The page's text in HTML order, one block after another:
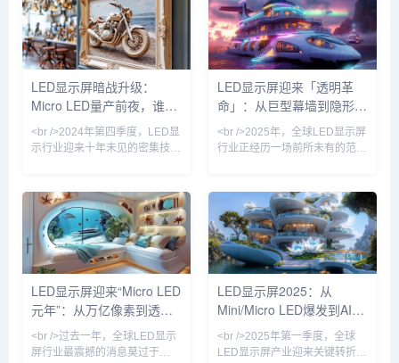
亮度超过10000尼特，而功耗较
传统OLED降低40%。更关键的
是，巨量转移技术的良率首次突
破99.99%，使得生产成本较去
年下降近六成。这意味着，曾经
仅存在于实验室的“终极显示技
术”，正加速走向高端商用与家
段，像素间距突破P0.3以下，亮
度提升至5000nit以上，功耗较
传统COB方案降低40%。产业
链上游的驱动IC芯片、巨量转移
设备订单同比增长230%，核心
设备商Kulicke & Soffa的产能已
被预订至2026年。这标志着
LED显示屏暗战升级：
Micro LED量产前夜，谁在
改写千亿显示产业规则？
<br />2024年第四季度，LED显
示行业迎来十年未见的密集技术
LED巨量转移效率提升至每小时
百万颗级别，这意味着困扰行业
多年的“成本悬崖”开始松动。与
此同时，苹果手表率先采用
Micro LED微显示屏的消息再度
发酵，供应链消息称其像素密度
已突破3000PPI。与过往OLED
替代LCD的渐进式革命不同，
LED显示屏迎来「透明革
命」：从巨型幕墙到隐形科
技，千亿市场重新洗牌
<br />2025年，全球LED显示屏
行业正经历一场前所未有的范式
终——透明。从纽约时代广场的
玻璃幕墙到上海陆家嘴的云端连
廊，传统笨重的箱体式LED正在
被一种近乎隐形的柔性透明薄膜
所取代。这种透光率高达85%的
LED网格，不仅没有遮挡建筑原
有的采光，反而将玻璃幕墙转化
为动态的信息流载体。行业分析
规模在2024年
LED显示屏迎来“Micro LED
元年”：从万亿像素到透明
电影屏，行业格局正在被重
新定义
<br />过去一年，全球LED显示
屏行业最震撼的消息莫过于
LED显示屏2025：从
Mini/Micro LED爆发到AI驱
动内容革命
<br />2025年第一季度，全球
LED显示屏产业迎来关键转折